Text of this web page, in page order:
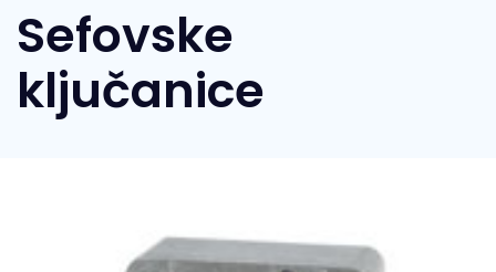
Sefovske
ključanice